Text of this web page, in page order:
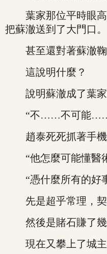
葉家那位平時眼高
把蘇澈送到了大門口。
甚至還對著蘇澈鞠
這說明什麼？
說明蘇澈成了葉家
“不……不可能
趙泰死死抓著手機
“他怎麼可能懂醫
“憑什麼所有的好
先是超乎常理，契
然後是賭石賺了幾
現在又攀上了城主